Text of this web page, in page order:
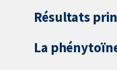
Résultats
La